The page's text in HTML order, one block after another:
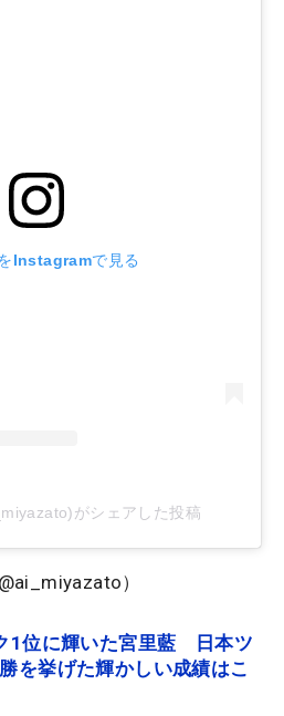
Instagramで見る
がシェアした投稿
）
1位に輝いた宮里藍 日本ツ
を挙げた輝かしい成績はこ